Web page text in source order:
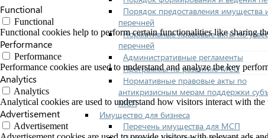
Порядок предоставления имущества
перечней
Нормативные правовые акты по
перечней
Административные регламенты
Программы по развитию МСП
Нормативные правовые акты по
антикризисным мерам поддержки
МСП
Имущество для бизнеса
Перечень имущества для МСП
Functional
Functional
Functional cookies help to perform certain functionalities like sharing
Performance
Performance
Performance cookies are used to understand and analyze the key
Analytics
Analytics
Analytical cookies are used to understand how visitors interact with
Advertisement
Advertisement